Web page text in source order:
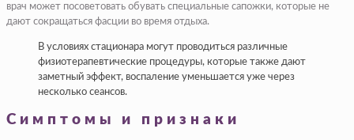
врач может посоветовать обувать специальные сапожки, которые не
дают сокращаться фасции во время отдыха.
В условиях стационара могут проводиться различные
физиотерапевтические процедуры, которые также дают
заметный эффект, воспаление уменьшается уже через
несколько сеансов.
Симптомы и признаки